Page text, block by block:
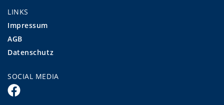
LINKS
Impressum
AGB
Datenschutz
SOCIAL MEDIA